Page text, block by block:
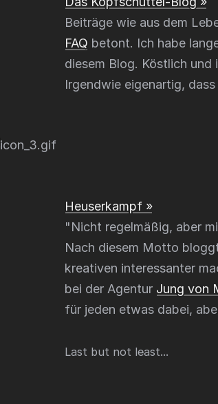
Beiträge wie aus dem
FAQ betont. Ich habe
diesem Blog. Köstlich und
Irgendwie eigenartig,
Heuserkampf »
"Nicht regelmäßig, aber
Nach diesem Motto
kreativen interessanter
bei der Agentur Jung von
für jeden etwas dabei,
Last but not least...